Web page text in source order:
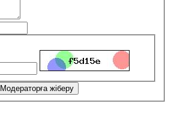
Модераторға жіберу